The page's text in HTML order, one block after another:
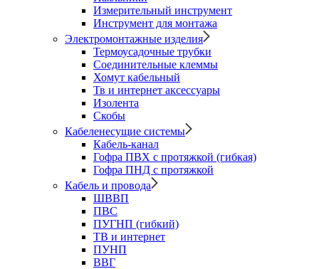
Измерительный инструмент
Инструмент для монтажа
Электромонтажные изделия
Термоусадочные трубки
Соединительные клеммы
Хомут кабельный
Тв и интернет аксессуары
Изолента
Скобы
Кабеленесущие системы
Кабель-канал
Гофра ПВХ с протяжкой (гибкая)
Гофра ПНД с протяжкой
Кабель и провода
ШВВП
ПВС
ПУГНП (гибкий)
ТВ и интернет
ПУНП
ВВГ